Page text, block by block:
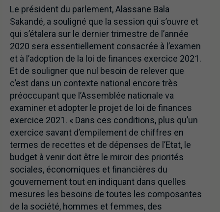
Le président du parlement, Alassane Bala
Sakandé, a souligné que la session qui s’ouvre et
qui s’étalera sur le dernier trimestre de l’année
2020 sera essentiellement consacrée à l’examen
et à l’adoption de la loi de finances exercice 2021.
Et de souligner que nul besoin de relever que
c’est dans un contexte national encore très
préoccupant que l’Assemblée nationale va
examiner et adopter le projet de loi de finances
exercice 2021. « Dans ces conditions, plus qu’un
exercice savant d’empilement de chiffres en
termes de recettes et de dépenses de l’Etat, le
budget à venir doit être le miroir des priorités
sociales, économiques et financières du
gouvernement tout en indiquant dans quelles
mesures les besoins de toutes les composantes
de la société, hommes et femmes, des